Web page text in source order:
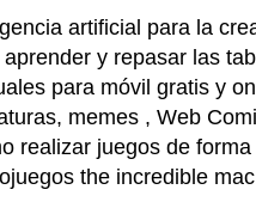
artificial para la
y repasar las
para móvil gratis y
memes , Web
realizar juegos de
the incredible